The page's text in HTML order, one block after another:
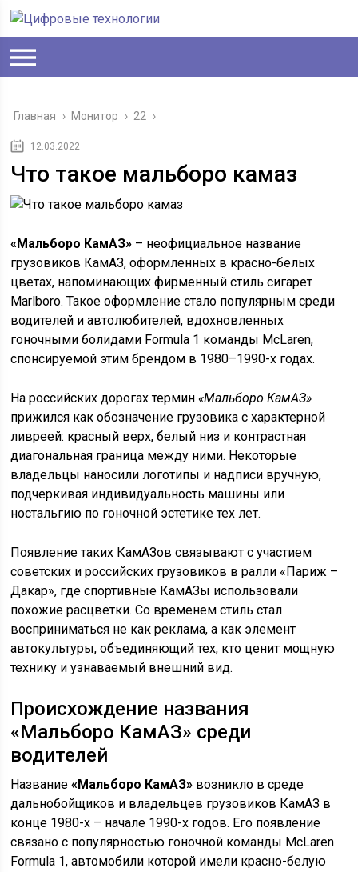
Главная › Монитор › 22 ›
12.03.2022
Что такое мальборо камаз
«Мальборо КамАЗ» – неофициальное название
грузовиков КамАЗ, оформленных в красно-белых
цветах, напоминающих фирменный стиль сигарет
Marlboro. Такое оформление стало популярным среди
водителей и автолюбителей, вдохновленных
гоночными болидами Formula 1 команды McLaren,
спонсируемой этим брендом в 1980–1990-х годах.
На российских дорогах термин«Мальборо КамАЗ»
прижился как обозначение грузовика с характерной
ливреей: красный верх, белый низ и контрастная
диагональная граница между ними. Некоторые
владельцы наносили логотипы и надписи вручную,
подчеркивая индивидуальность машины или
ностальгию по гоночной эстетике тех лет.
Появление таких КамАЗов связывают с участием
советских и российских грузовиков в ралли «Париж –
Дакар», где спортивные КамАЗы использовали
похожие расцветки. Со временем стиль стал
восприниматься не как реклама, а как элемент
автокультуры, объединяющий тех, кто ценит мощную
технику и узнаваемый внешний вид.
Происхождение названия
«Мальборо КамАЗ» среди
водителей
Название«Мальборо КамАЗ» возникло в среде
дальнобойщиков и владельцев грузовиков КамАЗ в
конце 1980-х – начале 1990-х годов. Его появление
связано с популярностью гоночной команды McLaren
Formula 1, автомобили которой имели красно-белую